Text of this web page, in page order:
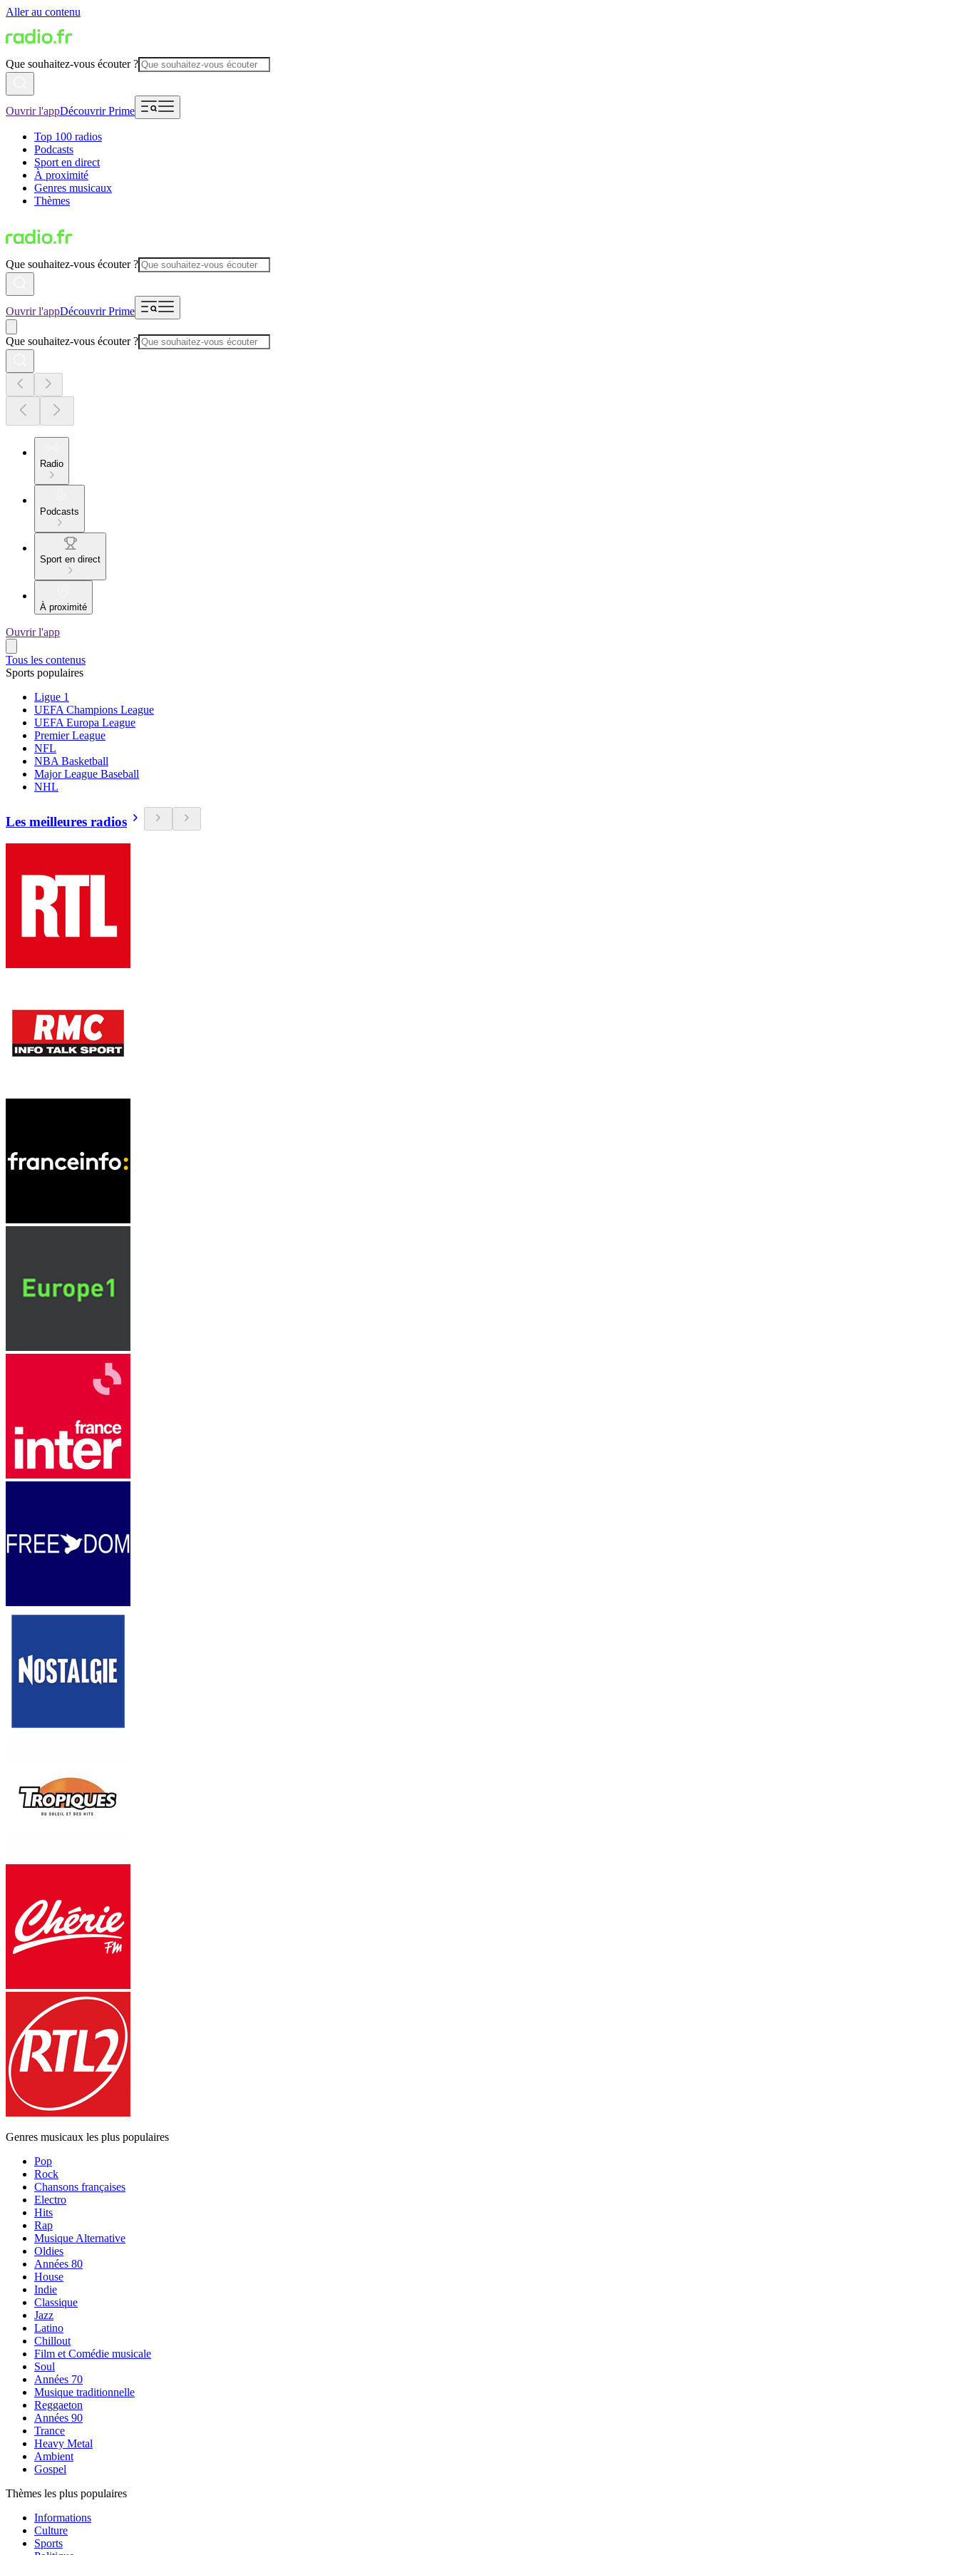
Aller au contenu
Que souhaitez-vous écouter ?
Ouvrir l'appDécouvrir Prime
Top 100 radios
Podcasts
Sport en direct
À proximité
Genres musicaux
Thèmes
Que souhaitez-vous écouter ?
Ouvrir l'appDécouvrir Prime
Que souhaitez-vous écouter ?
Radio
Podcasts
Sport en direct
À proximité
Ouvrir l'app
Tous les contenus
Sports populaires
Ligue 1
UEFA Champions League
UEFA Europa League
Premier League
NFL
NBA Basketball
Major League Baseball
NHL
Les meilleures radios
Genres musicaux les plus populaires
Pop
Rock
Chansons françaises
Electro
Hits
Rap
Musique Alternative
Oldies
Années 80
House
Indie
Classique
Jazz
Latino
Chillout
Film et Comédie musicale
Soul
Années 70
Musique traditionnelle
Reggaeton
Années 90
Trance
Heavy Metal
Ambient
Gospel
Thèmes les plus populaires
Informations
Culture
Sports